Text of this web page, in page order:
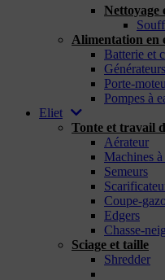
Nettoyage
Alimentation en
Batterie et
Générateurs
Porte-
Pompes à
Eliet
Tonte et travail
Aérateur
Machines à
Semeurs
Coupe-
Edgers
Chasse-
Sciage et taille
Shredder